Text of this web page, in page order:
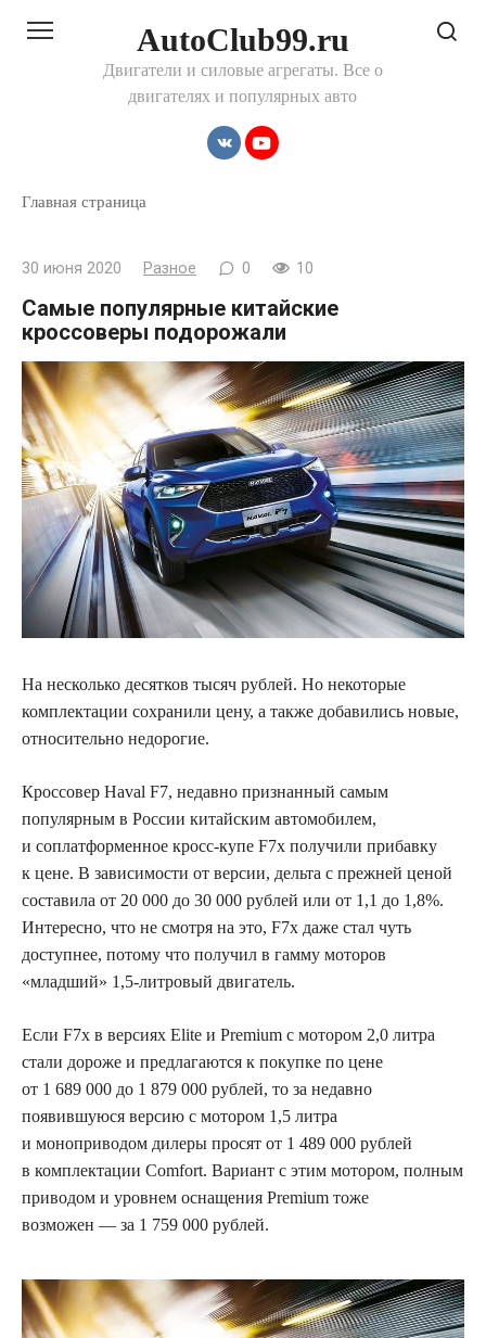
AutoClub99.ru
Двигатели и силовые агрегаты. Все о
двигателях и популярных авто
Главная страница
30 июня 2020 Разное 0 10
Самые популярные китайские
кроссоверы подорожали
На несколько десятков тысяч рублей. Но некоторые
комплектации сохранили цену, а также добавились новые,
относительно недорогие.
Кроссовер Haval F7, недавно признанный самым
популярным в России китайским автомобилем,
и соплатформенное кросс-купе F7x получили прибавку
к цене. В зависимости от версии, дельта с прежней ценой
составила от 20 000 до 30 000 рублей или от 1,1 до 1,8%.
Интересно, что не смотря на это, F7x даже стал чуть
доступнее, потому что получил в гамму моторов
«младший» 1,5-литровый двигатель.
Если F7x в версиях Elite и Premium с мотором 2,0 литра
стали дороже и предлагаются к покупке по цене
от 1 689 000 до 1 879 000 рублей, то за недавно
появившуюся версию с мотором 1,5 литра
и моноприводом дилеры просят от 1 489 000 рублей
в комплектации Comfort. Вариант с этим мотором, полным
приводом и уровнем оснащения Premium тоже
возможен — за 1 759 000 рублей.